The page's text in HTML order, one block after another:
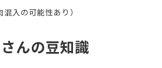
混入の可能性あり）
んの豆知識